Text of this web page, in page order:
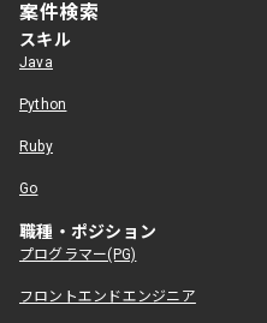
案件検索
スキル
Java
Python
Ruby
Go
職種・ポジション
プログラマー(PG)
フロントエンドエンジニア